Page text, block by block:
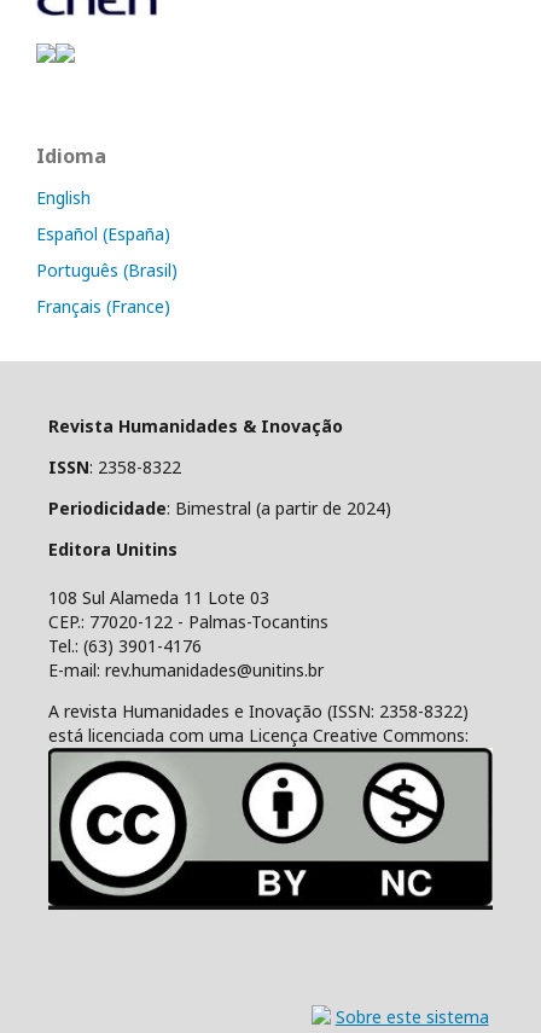
Idioma
English
Español (España)
Português (Brasil)
Français (France)
Revista Humanidades & Inovação
ISSN: 2358-8322
Periodicidade: Bimestral (a partir de 2024)
Editora Unitins
108 Sul Alameda 11 Lote 03
CEP.: 77020-122 - Palmas-Tocantins
Tel.: (63) 3901-4176
E-mail: rev.humanidades@unitins.br
A revista Humanidades e Inovação (ISSN: 2358-8322)
está licenciada com uma Licença Creative Commons: